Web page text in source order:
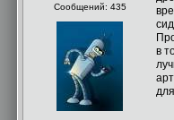
Сообщений: 435
в